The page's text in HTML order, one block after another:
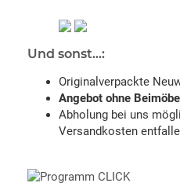
Und sonst...:
Originalverpackte
Angebot ohne
Abholung bei uns
Versandkosten